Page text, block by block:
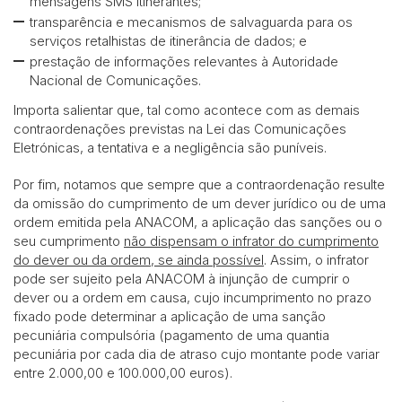
transparência e mecanismos de salvaguarda para os
serviços retalhistas de itinerância de dados; e
prestação de informações relevantes à Autoridade
Nacional de Comunicações.
Importa salientar que, tal como acontece com as demais
contraordenações previstas na Lei das Comunicações
Eletrónicas, a tentativa e a negligência são puníveis.
Por fim, notamos que sempre que a contraordenação resulte
da omissão do cumprimento de um dever jurídico ou de uma
ordem emitida pela ANACOM, a aplicação das sanções ou o
seu cumprimento não dispensam o infrator do cumprimento
do dever ou da ordem, se ainda possível. Assim, o infrator
pode ser sujeito pela ANACOM à injunção de cumprir o
dever ou a ordem em causa, cujo incumprimento no prazo
fixado pode determinar a aplicação de uma sanção
pecuniária compulsória (pagamento de uma quantia
pecuniária por cada dia de atraso cujo montante pode variar
entre 2.000,00 e 100.000,00 euros).